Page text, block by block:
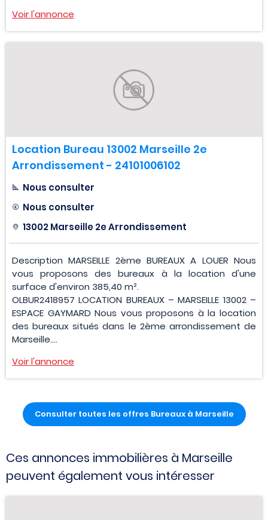
Voir l'annonce
Location Bureau 13002 Marseille 2e
Arrondissement - 24101006102
Nous consulter
Nous consulter
13002 Marseille 2e Arrondissement
Description MARSEILLE 2ème BUREAUX A LOUER Nous
vous proposons des bureaux à la location d'une
surface d'environ 385,40 m².
OLBUR2418957 LOCATION BUREAUX – MARSEILLE 13002 –
ESPACE GAYMARD Nous vous proposons à la location
des bureaux situés dans le 2ème arrondissement de
Marseille....
Voir l'annonce
Consulter toutes les offres Bureaux à Marseille
Ces annonces immobilières à Marseille
peuvent également vous intéresser